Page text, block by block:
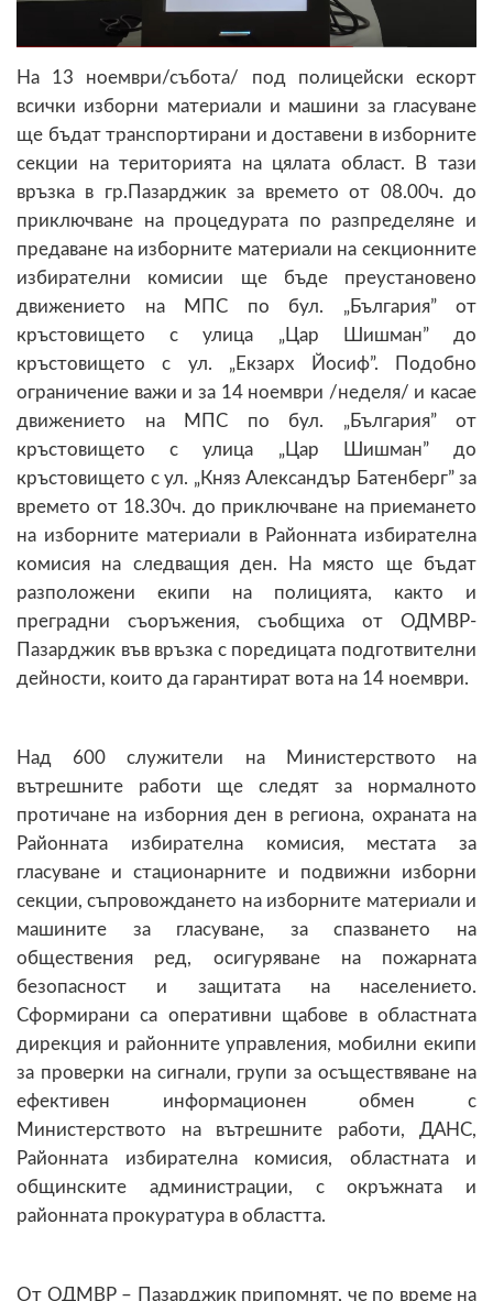
На 13 ноември/събота/ под полицейски ескорт
всички изборни материали и машини за гласуване
ще бъдат транспортирани и доставени в изборните
секции на територията на цялата област. В тази
връзка в гр.Пазарджик за времето от 08.00ч. до
приключване на процедурата по разпределяне и
предаване на изборните материали на секционните
избирателни комисии ще бъде преустановено
движението на МПС по бул. „България” от
кръстовището с улица „Цар Шишман” до
кръстовището с ул. „Екзарх Йосиф”. Подобно
ограничение важи и за 14 ноември /неделя/ и касае
движението на МПС по бул. „България” от
кръстовището с улица „Цар Шишман” до
кръстовището с ул. „Княз Александър Батенберг” за
времето от 18.30ч. до приключване на приемането
на изборните материали в Районната избирателна
комисия на следващия ден. На място ще бъдат
разположени екипи на полицията, както и
преградни съоръжения, съобщиха от ОДМВР-
Пазарджик във връзка с поредицата подготвителни
дейности, които да гарантират вота на 14 ноември.
Над 600 служители на Министерството на
вътрешните работи ще следят за нормалното
протичане на изборния ден в региона, охраната на
Районната избирателна комисия, местата за
гласуване и стационарните и подвижни изборни
секции, съпровождането на изборните материали и
машините за гласуване, за спазването на
обществения ред, осигуряване на пожарната
безопасност и защитата на населението.
Сформирани са оперативни щабове в областната
дирекция и районните управления, мобилни екипи
за проверки на сигнали, групи за осъществяване на
ефективен информационен обмен с
Министерството на вътрешните работи, ДАНС,
Районната избирателна комисия, областната и
общинските администрации, с окръжната и
районната прокуратура в областта.
От ОДМВР – Пазарджик припомнят, че по време на